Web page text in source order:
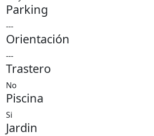
Parking
---
Orientación
---
Trastero
No
Piscina
Si
Jardin